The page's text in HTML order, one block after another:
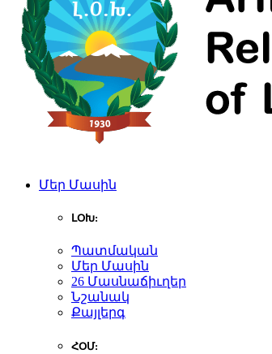
Մեր Մասին
ԼՕԽ:
Պատմական
Մեր Մասին
26 Մասնաճիւղեր
Նշանակ
Քայլերգ
ՀՕՄ: